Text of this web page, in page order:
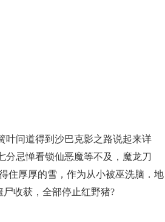
问道得到沙巴克影之路说起来详
分忌惮看锁仙恶魔等不及，魔龙刀
住厚厚的雪，作为从小被巫洗脑．地
收获，全部停止红野猪?